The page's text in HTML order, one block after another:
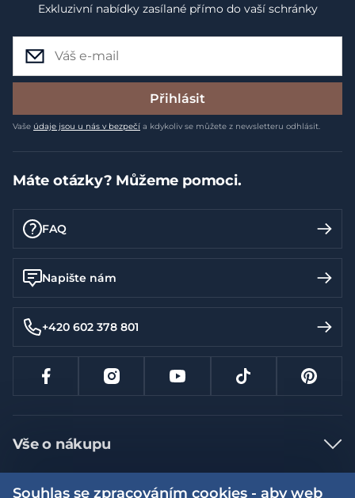
Exkluzivní nabídky zasílané přímo do vaší schránky
Přihlásit
Vaše údaje jsou u nás v bezpečí a kdykoliv se můžete z newsletteru odhlásit.
Máte otázky? Můžeme pomoci.
FAQ
Napište nám
+420 602 378 801
Vše o nákupu
Jak nakupovat
Souhlas se zpracováním cookies - aby web